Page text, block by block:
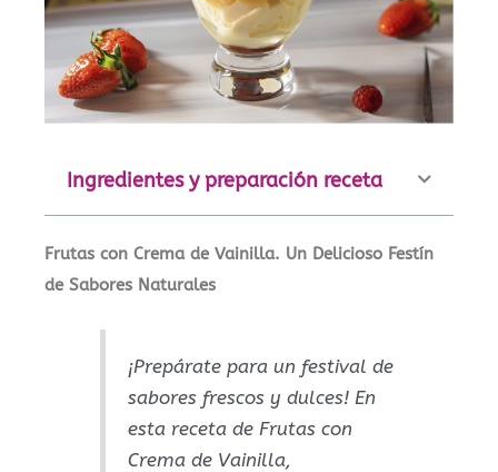
Ingredientes y preparación receta
Frutas con Crema de Vainilla. Un Delicioso Festín
de Sabores Naturales
¡Prepárate para un festival de
sabores frescos y dulces! En
esta receta de Frutas con
Crema de Vainilla,